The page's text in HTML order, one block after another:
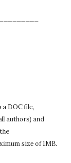
DOC file,
authors) and
size of 1MB.